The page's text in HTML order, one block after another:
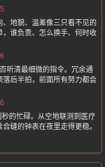
地貌、温差像三只看不见的
谁负责、怎么换手、何时收
听清最细微的指令。冗余通
后半拍，前面所有努力都会
的忙碌。从空地联测到医疗
缝的钟表在夜里走得更稳。